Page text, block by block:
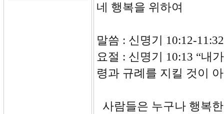
네 행복을 위하여
말씀 : 신명기 10:12-11:32
요절 : 신명기 10:13 “내
령과 규례를 지킬 것이
사람들은 누구나 행복